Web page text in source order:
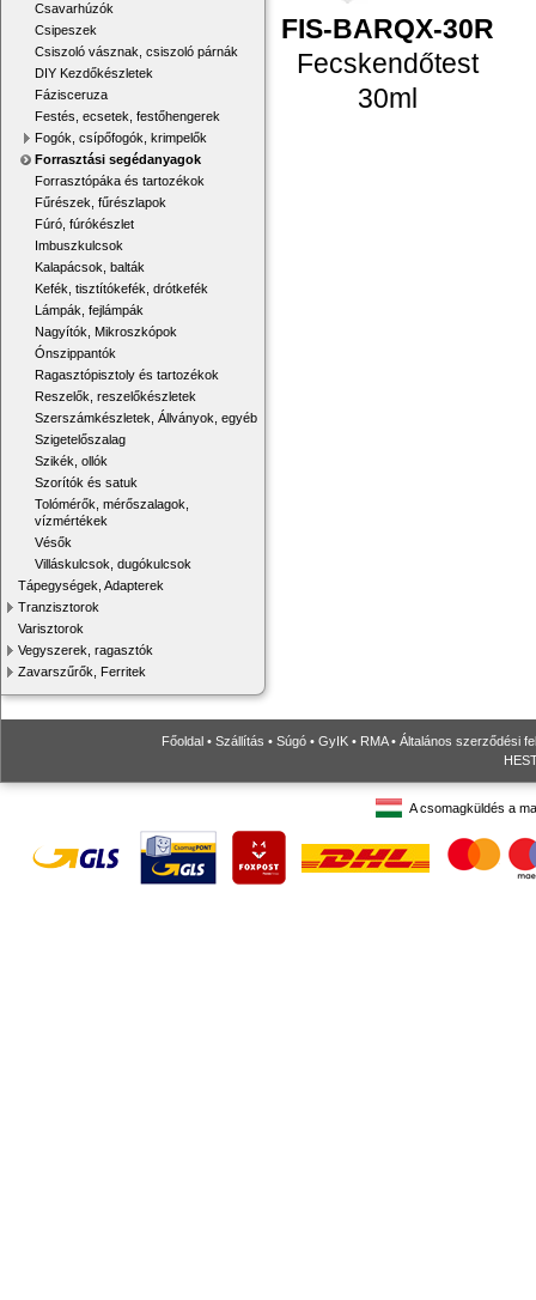
Csavarhúzók
Csipeszek
Csiszoló vásznak, csiszoló párnák
DIY Kezdőkészletek
Fázisceruza
Festés, ecsetek, festőhengerek
Fogók, csípőfogók, krimpelők
Forrasztási segédanyagok
Forrasztópáka és tartozékok
Fűrészek, fűrészlapok
Fúró, fúrókészlet
Imbuszkulcsok
Kalapácsok, balták
Kefék, tisztítókefék, drótkefék
Lámpák, fejlámpák
Nagyítók, Mikroszkópok
Ónszippantók
Ragasztópisztoly és tartozékok
Reszelők, reszelőkészletek
Szerszámkészletek, Állványok, egyéb
Szigetelőszalag
Szikék, ollók
Szorítók és satuk
Tolómérők, mérőszalagok,
vízmértékek
Vésők
Villáskulcsok, dugókulcsok
Tápegységek, Adapterek
Tranzisztorok
Varisztorok
Vegyszerek, ragasztók
Zavarszűrők, Ferritek
FIS-BARQX-30R
Fecskendőtest
30ml
Főoldal • Szállítás • Súgó • GyIK • RMA• Általános szerződési
A csomagküldés a